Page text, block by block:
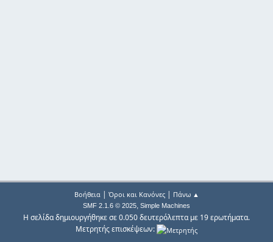
Βοήθεια| Όροι και Κανόνες| Πάνω ▲
SMF 2.1.6 © 2025, Simple Machines
Η σελίδα δημιουργήθηκε σε 0.050 δευτερόλεπτα με 19 ερωτήματα.
Μετρητής επισκέψεων: